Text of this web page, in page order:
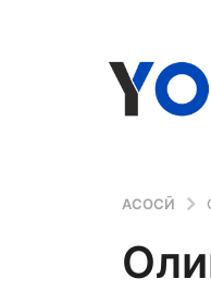
АСОСӢ